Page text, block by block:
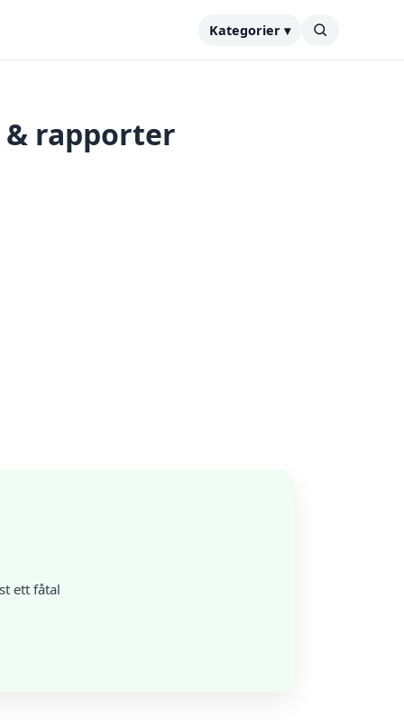
Kategorier ▾
rapporter
ett fåtal